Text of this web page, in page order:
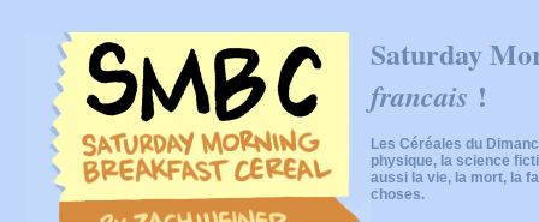
Saturday
francais !
Les Céréales du
physique, la science
aussi la vie, la mort, la
choses.